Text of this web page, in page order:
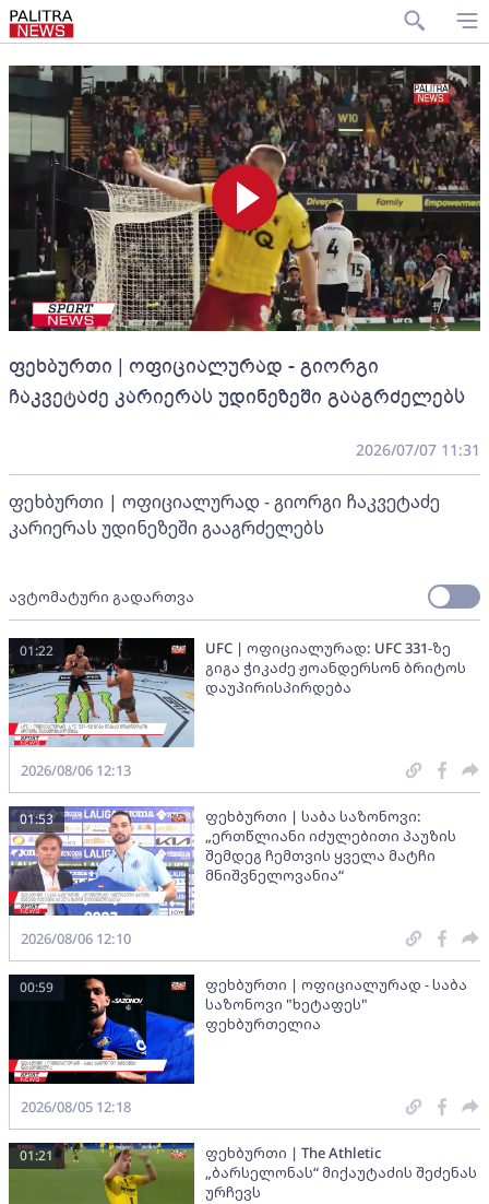
ფეხბურთი | ოფიციალურად - გიორგი
ჩაკვეტაძე კარიერას უდინეზეში გააგრძელებს
2026/07/07 11:31
ფეხბურთი | ოფიციალურად - გიორგი ჩაკვეტაძე
კარიერას უდინეზეში გააგრძელებს
ავტომატური გადართვა
UFC | ოფიციალურად: UFC 331-ზე
გიგა ჭიკაძე ჟოანდერსონ ბრიტოს
დაუპირისპირდება
01:22
2026/08/06 12:13
ფეხბურთი | საბა საზონოვი:
„ერთწლიანი იძულებითი პაუზის
შემდეგ ჩემთვის ყველა მატჩი
მნიშვნელოვანია“
01:53
2026/08/06 12:10
ფეხბურთი | ოფიციალურად - საბა
საზონოვი "ხეტაფეს"
ფეხბურთელია
00:59
2026/08/05 12:18
ფეხბურთი | The Athletic
„ბარსელონას“ მიქაუტაძის შეძენას
ურჩევს
01:21